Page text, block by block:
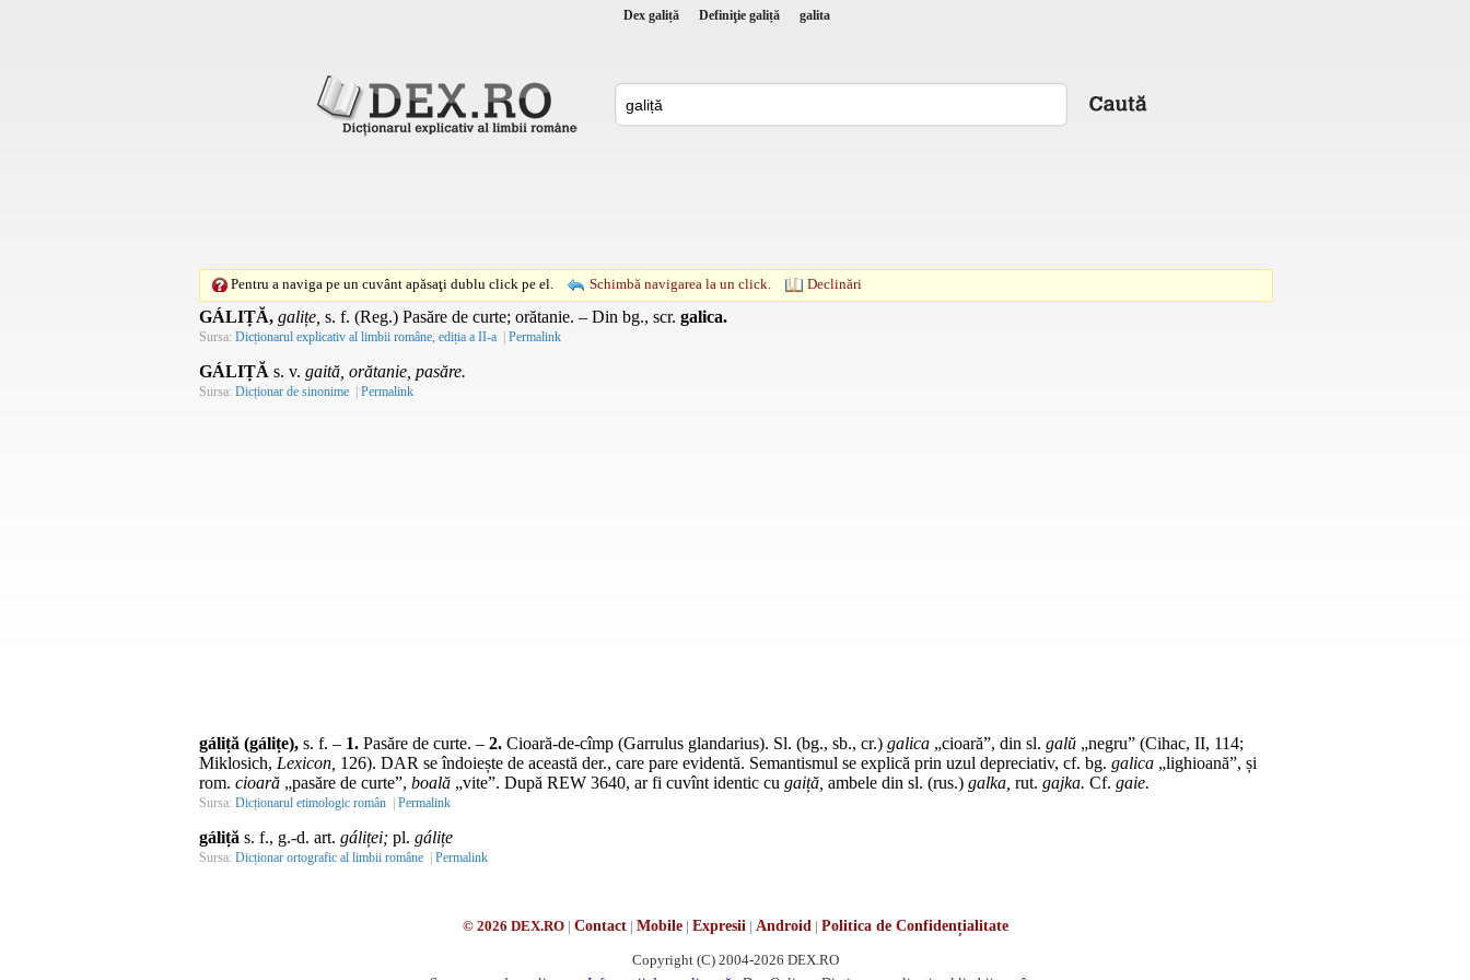
Dex galiță Definiţie galiță galita
Pentru a naviga pe un cuvânt apăsaţi dublu click pe el. Schimbă navigarea la un click. Declinări
GÁLIȚĂ, galițe, s. f. (Reg.) Pasăre de curte; orătanie. – Din bg., scr. galica.
Sursa: Dicționarul explicativ al limbii române, ediția a II-a | Permalink
GÁLIȚĂ s. v. gaită, orătanie, pasăre.
Sursa: Dicționar de sinonime | Permalink
gáliță (gálițe), s. f. – 1. Pasăre de curte. – 2. Cioară-de-cîmp (Garrulus glandarius). Sl. (bg., sb., cr.) galica „cioară”, din sl. galŭ „negru” (Cihac, II, 114;
Miklosich, Lexicon, 126). DAR se îndoiește de această der., care pare evidentă. Semantismul se explică prin uzul depreciativ, cf. bg. galica „lighioană”, și
rom. cioară „pasăre de curte”, boală „vite”. După REW 3640, ar fi cuvînt identic cu gaiță, ambele din sl. (rus.) galka, rut. gajka. Cf. gaie.
Sursa: Dicționarul etimologic român | Permalink
gáliță s. f., g.-d. art. gáliței; pl. gálițe
Sursa: Dicționar ortografic al limbii române | Permalink
© 2026 DEX.RO| Contact| Mobile| Expresii | Android | Politica de Confidențialitate
Copyright (C) 2004-2026 DEX.RO